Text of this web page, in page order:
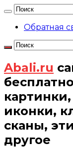
Обратная
Abali.ru
иконки,
сканы,
другое